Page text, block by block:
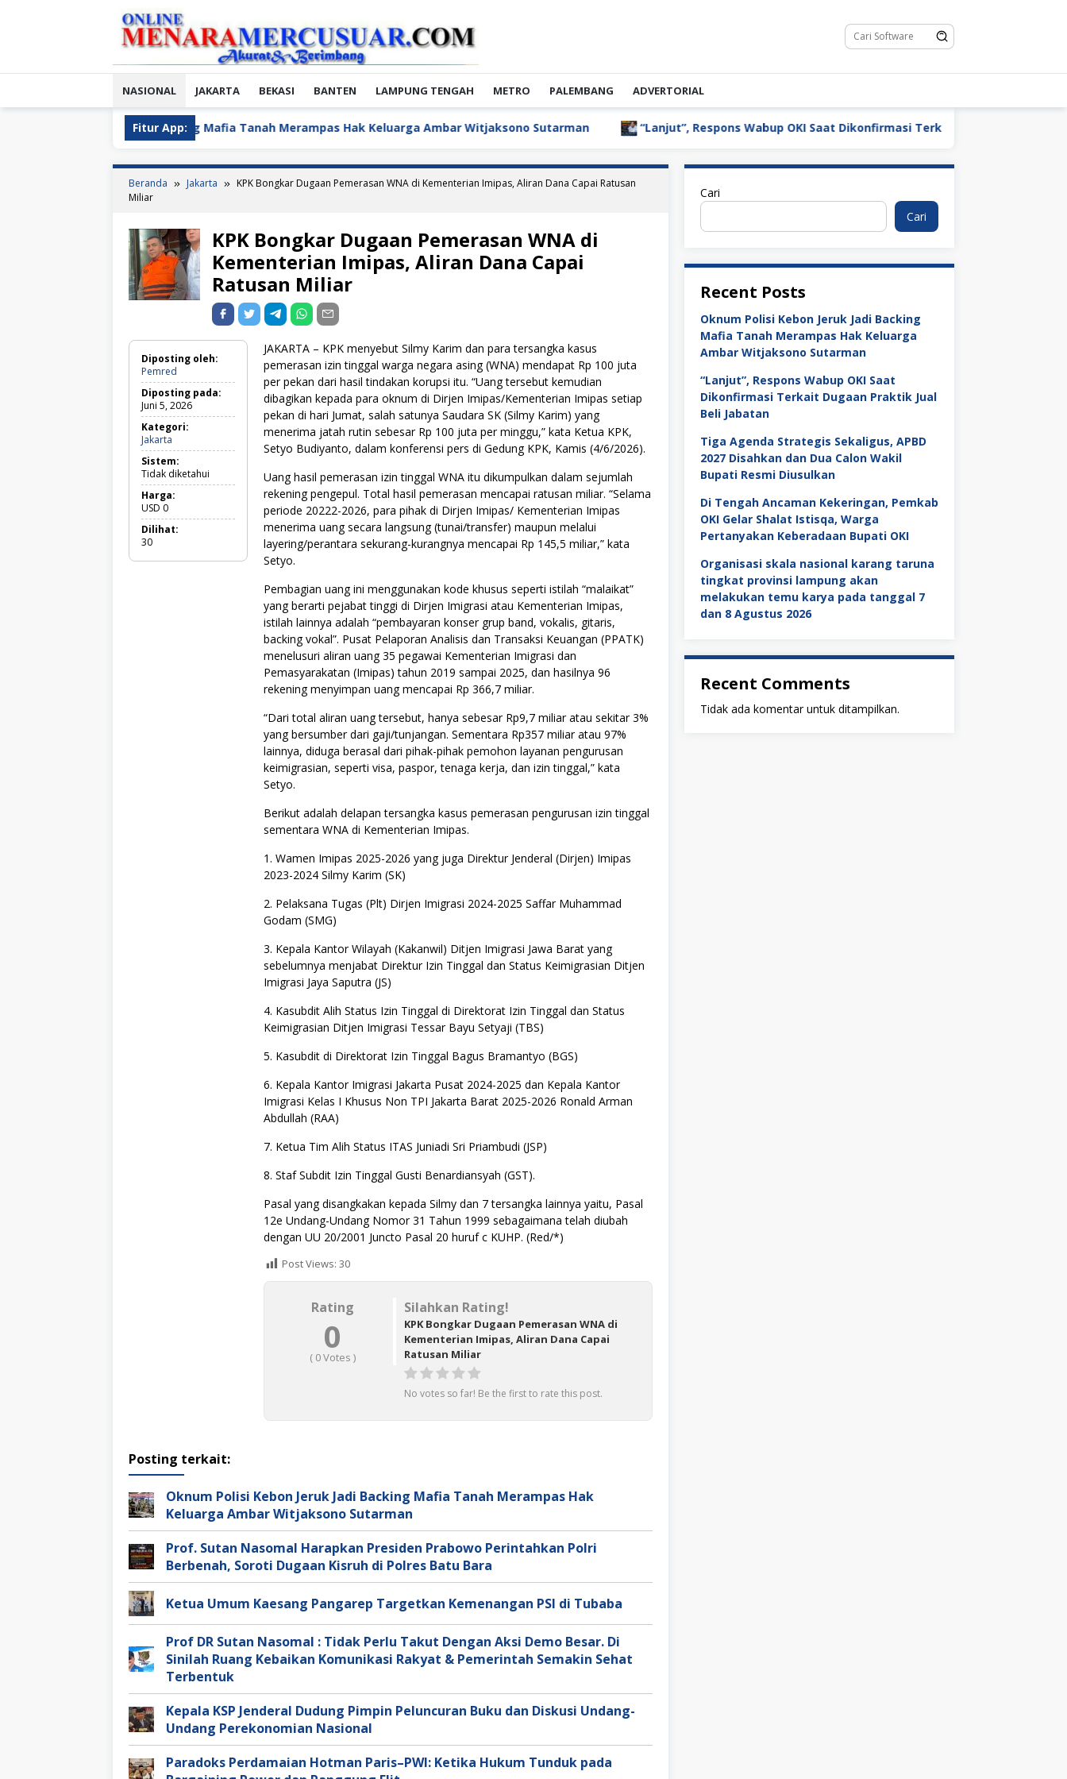
NASIONAL JAKARTA BEKASI BANTEN LAMPUNG TENGAH METRO PALEMBANG ADVERTORIAL
Fitur App:
Jeruk Jadi Backing Mafia Tanah Merampas Hak Keluarga Ambar Witjaksono Sutarman “Lanjut”, Respons Wabup OKI Saat Dikonfirmasi Terkait Dugaan Praktik Jual Beli
Beranda Jakarta
KPK Bongkar Dugaan Pemerasan WNA di Kementerian Imipas, Aliran Dana Capai Ratusan
Miliar
KPK Bongkar Dugaan Pemerasan WNA di
Kementerian Imipas, Aliran Dana Capai
Ratusan Miliar
Diposting oleh:
Pemred
Diposting pada:
Juni 5, 2026
Kategori:
Jakarta
a
k
a
r
t
a
Sistem:
Tidak diketahui
Harga:
USD 0
Dilihat:
30
JAKARTA – KPK menyebut Silmy Karim dan para tersangka kasus
pemerasan izin tinggal warga negara asing (WNA) mendapat Rp 100 juta
per pekan dari hasil tindakan korupsi itu. “Uang tersebut kemudian
dibagikan kepada para oknum di Dirjen Imipas/Kementerian Imipas setiap
pekan di hari Jumat, salah satunya Saudara SK (Silmy Karim) yang
menerima jatah rutin sebesar Rp 100 juta per minggu,” kata Ketua KPK,
Setyo Budiyanto, dalam konferensi pers di Gedung KPK, Kamis (4/6/2026).
Uang hasil pemerasan izin tinggal WNA itu dikumpulkan dalam sejumlah
rekening pengepul. Total hasil pemerasan mencapai ratusan miliar. “Selama
periode 20222-2026, para pihak di Dirjen Imipas/ Kementerian Imipas
menerima uang secara langsung (tunai/transfer) maupun melalui
layering/perantara sekurang-kurangnya mencapai Rp 145,5 miliar,” kata
Setyo.
Pembagian uang ini menggunakan kode khusus seperti istilah “malaikat”
yang berarti pejabat tinggi di Dirjen Imigrasi atau Kementerian Imipas,
istilah lainnya adalah “pembayaran konser grup band, vokalis, gitaris,
backing vokal”. Pusat Pelaporan Analisis dan Transaksi Keuangan (PPATK)
menelusuri aliran uang 35 pegawai Kementerian Imigrasi dan
Pemasyarakatan (Imipas) tahun 2019 sampai 2025, dan hasilnya 96
rekening menyimpan uang mencapai Rp 366,7 miliar.
“Dari total aliran uang tersebut, hanya sebesar Rp9,7 miliar atau sekitar 3%
yang bersumber dari gaji/tunjangan. Sementara Rp357 miliar atau 97%
lainnya, diduga berasal dari pihak-pihak pemohon layanan pengurusan
keimigrasian, seperti visa, paspor, tenaga kerja, dan izin tinggal,” kata
Setyo.
Berikut adalah delapan tersangka kasus pemerasan pengurusan izin tinggal
sementara WNA di Kementerian Imipas.
1. Wamen Imipas 2025-2026 yang juga Direktur Jenderal (Dirjen) Imipas
2023-2024 Silmy Karim (SK)
2. Pelaksana Tugas (Plt) Dirjen Imigrasi 2024-2025 Saffar Muhammad
Godam (SMG)
3. Kepala Kantor Wilayah (Kakanwil) Ditjen Imigrasi Jawa Barat yang
sebelumnya menjabat Direktur Izin Tinggal dan Status Keimigrasian Ditjen
Imigrasi Jaya Saputra (JS)
4. Kasubdit Alih Status Izin Tinggal di Direktorat Izin Tinggal dan Status
Keimigrasian Ditjen Imigrasi Tessar Bayu Setyaji (TBS)
5. Kasubdit di Direktorat Izin Tinggal Bagus Bramantyo (BGS)
6. Kepala Kantor Imigrasi Jakarta Pusat 2024-2025 dan Kepala Kantor
Imigrasi Kelas I Khusus Non TPI Jakarta Barat 2025-2026 Ronald Arman
Abdullah (RAA)
7. Ketua Tim Alih Status ITAS Juniadi Sri Priambudi (JSP)
8. Staf Subdit Izin Tinggal Gusti Benardiansyah (GST).
Pasal yang disangkakan kepada Silmy dan 7 tersangka lainnya yaitu, Pasal
12e Undang-Undang Nomor 31 Tahun 1999 sebagaimana telah diubah
dengan UU 20/2001 Juncto Pasal 20 huruf c KUHP. (Red/*)
Post Views: 30
Rating
0
( 0Votes )
Silahkan Rating!
KPK Bongkar Dugaan Pemerasan WNA di
Kementerian Imipas, Aliran Dana Capai
Ratusan Miliar
No votes so far! Be the first to rate this post.
Posting terkait:
Oknum Polisi Kebon Jeruk Jadi Backing Mafia Tanah Merampas Hak
Keluarga Ambar Witjaksono Sutarman
Prof. Sutan Nasomal Harapkan Presiden Prabowo Perintahkan Polri
Berbenah, Soroti Dugaan Kisruh di Polres Batu Bara
Ketua Umum Kaesang Pangarep Targetkan Kemenangan PSI di Tubaba
Prof DR Sutan Nasomal : Tidak Perlu Takut Dengan Aksi Demo Besar. Di
Sinilah Ruang Kebaikan Komunikasi Rakyat & Pemerintah Semakin Sehat
Terbentuk
Kepala KSP Jenderal Dudung Pimpin Peluncuran Buku dan Diskusi Undang-
Undang Perekonomian Nasional
Paradoks Perdamaian Hotman Paris–PWI: Ketika Hukum Tunduk pada
Cari
Cari
Recent Posts
Oknum Polisi Kebon Jeruk Jadi Backing
Mafia Tanah Merampas Hak Keluarga
Ambar Witjaksono Sutarman
“Lanjut”, Respons Wabup OKI Saat
Dikonfirmasi Terkait Dugaan Praktik Jual
Beli Jabatan
Tiga Agenda Strategis Sekaligus, APBD
2027 Disahkan dan Dua Calon Wakil
Bupati Resmi Diusulkan
Di Tengah Ancaman Kekeringan, Pemkab
OKI Gelar Shalat Istisqa, Warga
Pertanyakan Keberadaan Bupati OKI
Organisasi skala nasional karang taruna
tingkat provinsi lampung akan
melakukan temu karya pada tanggal 7
dan 8 Agustus 2026
Recent Comments
Tidak ada komentar untuk ditampilkan.